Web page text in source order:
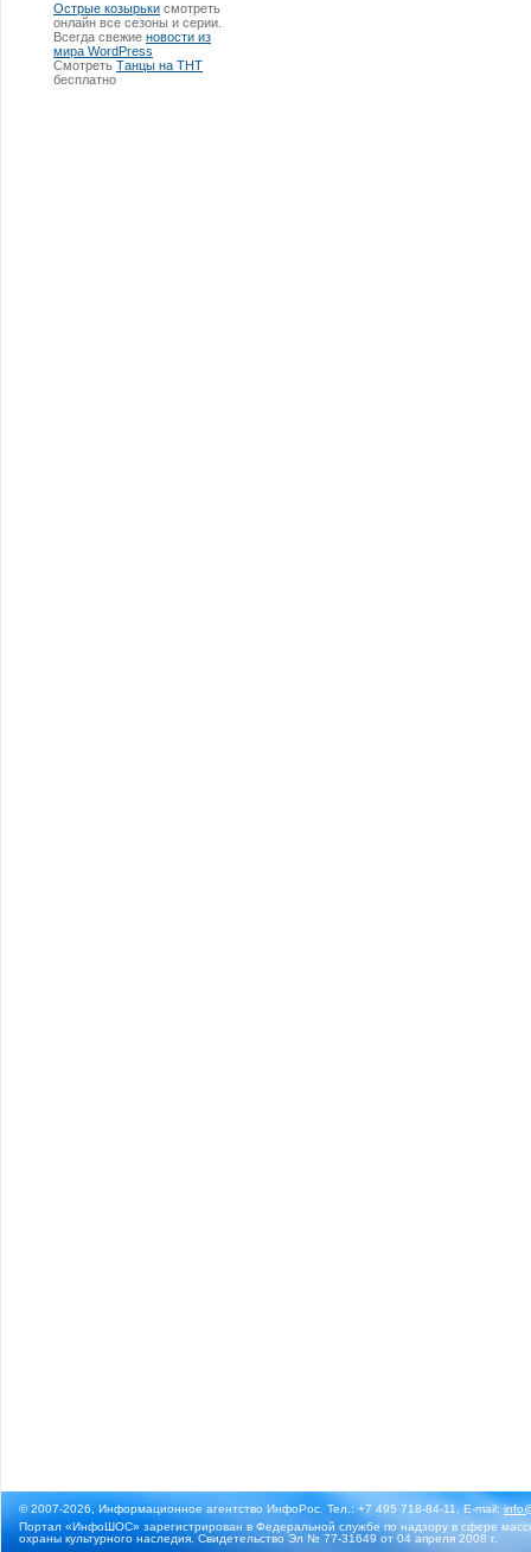
Острые козырьки смотреть
онлайн все сезоны и серии.
Всегда свежие новости из
мира WordPress
Смотреть Танцы на ТНТ
бесплатно
© 2007-2026, Информационное агентство ИнфоРос. Тел.: +7 495 718-84-11, E-mail:
Портал «ИнфоШОС» зарегистрирован в Федеральной службе по надзору в сфере
охраны культурного наследия. Свидетельство Эл № 77-31649 от 04 апреля 2008 г.